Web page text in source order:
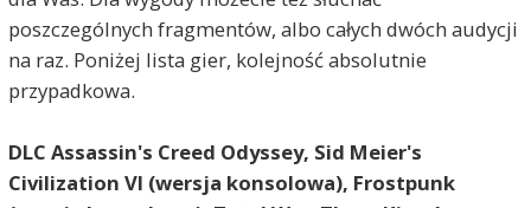
poszczególnych fragmentów, albo całych dwóch audycji
na raz. Poniżej lista gier, kolejność absolutnie
przypadkowa.
DLC Assassin's Creed Odyssey, Sid Meier's
Civilization VI (wersja konsolowa), Frostpunk